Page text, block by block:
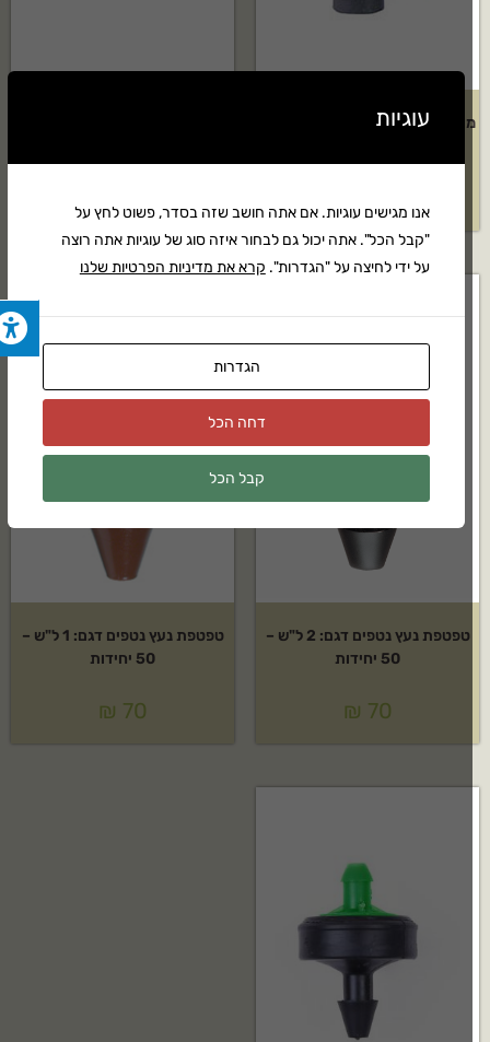
טפטפת נעץ נטפים דגם: 2 ל"ש –
50 יחידות
₪70
טפטפת נעץ נטפים דגם: 1 ל"ש –
50 יחידות
₪70
עוגיות
אנו מגישים עוגיות. אם אתה חושב שזה בסדר, פשוט לחץ על
"קבל הכל". אתה יכול גם לבחור איזה סוג של עוגיות אתה רוצה
על ידי לחיצה על "הגדרות".קרא את מדיניות הפרטיות שלנו
הגדרות
דחה הכל
קבל הכל